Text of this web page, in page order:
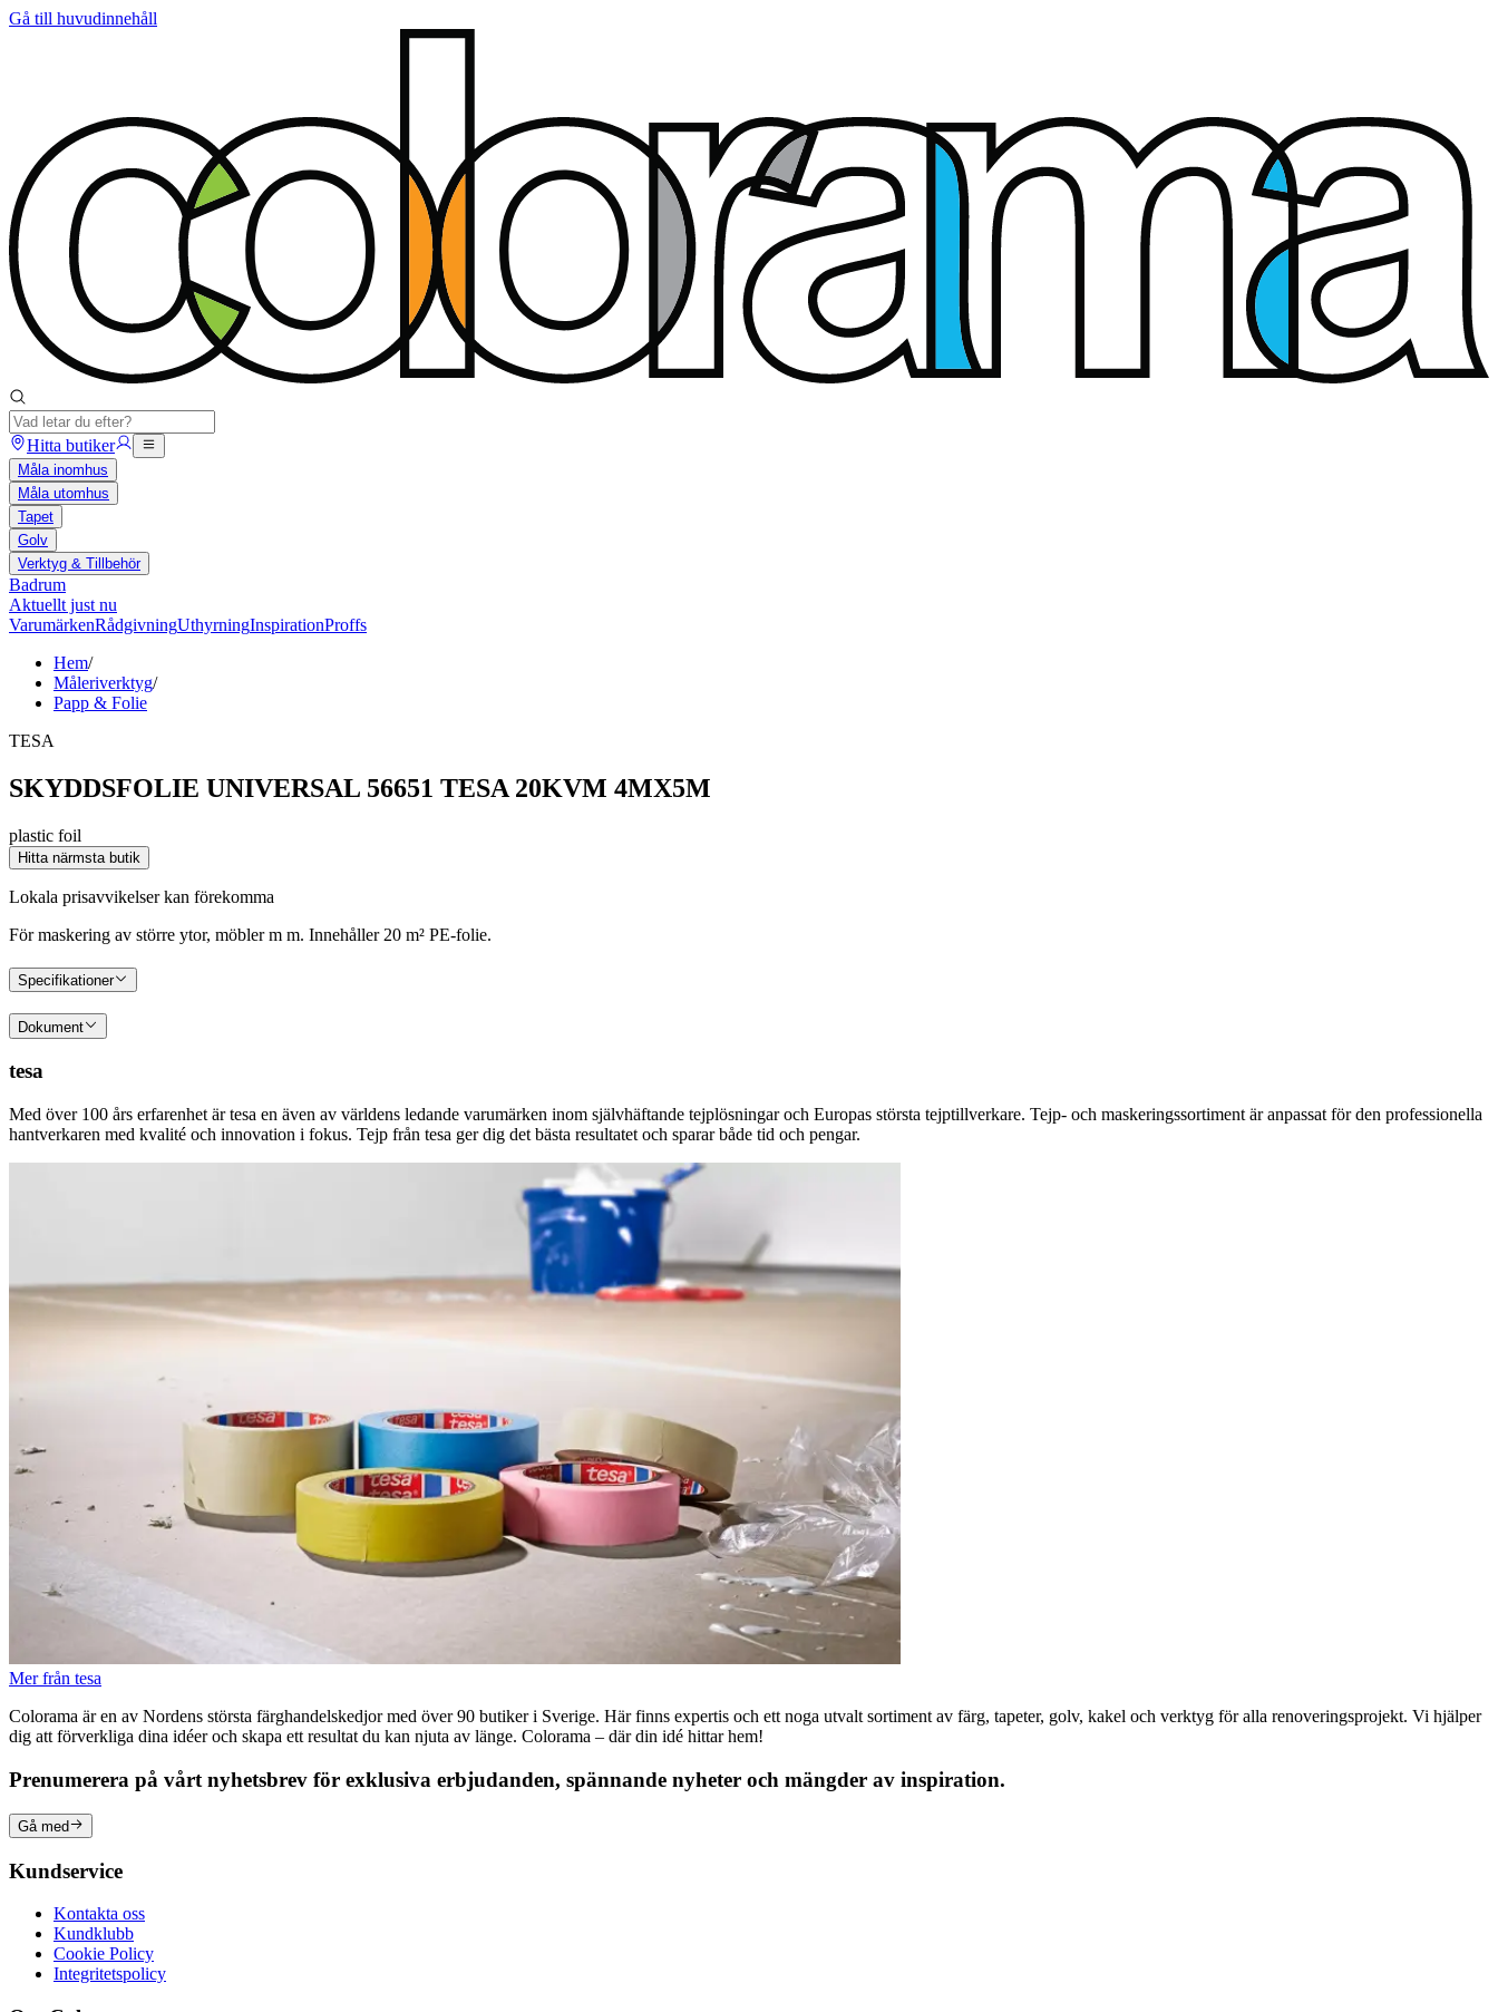
Gå till huvudinnehåll
Hitta butiker
Måla inomhus
Måla utomhus
Tapet
Golv
Verktyg & Tillbehör
Badrum
Aktuellt just nu
VarumärkenRådgivningUthyrningInspirationProffs
Hem/
Måleriverktyg/
Papp & Folie
TESA
SKYDDSFOLIE UNIVERSAL 56651 TESA 20KVM 4MX5M
plastic foil
Hitta närmsta butik
Lokala prisavvikelser kan förekomma
För maskering av större ytor, möbler m m. Innehåller 20 m² PE-folie.
Specifikationer
Dokument
tesa
Med över 100 års erfarenhet är tesa en även av världens ledande varumärken inom självhäftande tejplösningar och Europas största tejptillverkare. Tejp- och maskeringssortiment är anpassat för den professionella
hantverkaren med kvalité och innovation i fokus. Tejp från tesa ger dig det bästa resultatet och sparar både tid och pengar.
Mer från tesa
Colorama är en av Nordens största färghandelskedjor med över 90 butiker i Sverige. Här finns expertis och ett noga utvalt sortiment av färg, tapeter, golv, kakel och verktyg för alla renoveringsprojekt. Vi hjälper
dig att förverkliga dina idéer och skapa ett resultat du kan njuta av länge. Colorama – där din idé hittar hem!
Prenumerera på vårt nyhetsbrev för exklusiva erbjudanden, spännande nyheter och mängder av inspiration.
Gå med
Kundservice
Kontakta oss
Kundklubb
Cookie Policy
Integritetspolicy